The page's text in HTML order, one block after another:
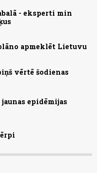
- eksperti min
apmeklēt Lietuvu
vērtē šodienas
epidēmijas